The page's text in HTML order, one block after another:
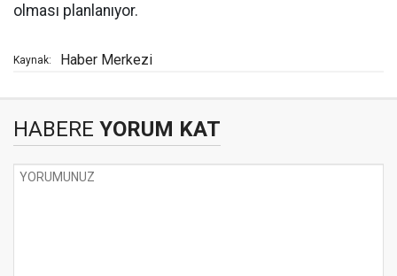
olması planlanıyor.
Kaynak: Haber Merkezi
HABERE YORUM KAT